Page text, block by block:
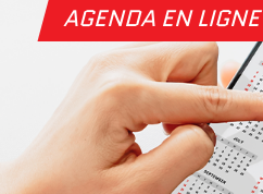
AGENDA EN LIGNE